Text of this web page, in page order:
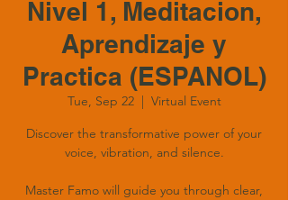
Nivel 1, Meditacion,
Aprendizaje y
Practica (ESPANOL)
Tue, Sep 22
  |
Virtual Event
Discover the transformative power of your
voice, vibration, and silence.
Master Famo will guide you through clear,